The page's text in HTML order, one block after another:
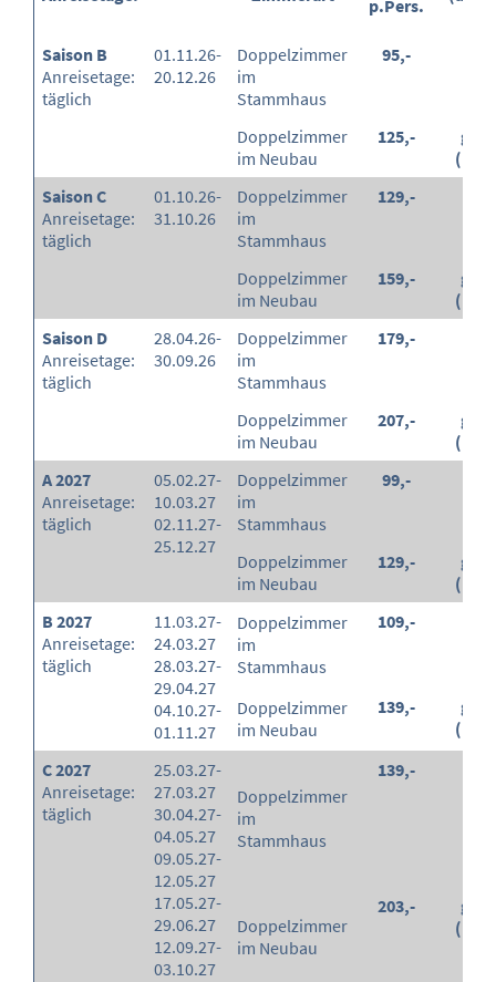
p.Pers.
Saison B
Anreisetage:
täglich
01.11.26-
20.12.26
Doppelzimmer
im
Stammhaus
95,-
Doppelzimmer
im Neubau
125,-
Saison C
Anreisetage:
täglich
01.10.26-
31.10.26
Doppelzimmer
im
Stammhaus
129,-
Doppelzimmer
im Neubau
159,-
Saison D
Anreisetage:
täglich
28.04.26-
30.09.26
Doppelzimmer
im
Stammhaus
179,-
Doppelzimmer
im Neubau
207,-
A 2027
Anreisetage:
täglich
05.02.27-
10.03.27
02.11.27-
25.12.27
Doppelzimmer
im
Stammhaus
99,-
Doppelzimmer
im Neubau
129,-
B 2027
Anreisetage:
täglich
11.03.27-
24.03.27
28.03.27-
29.04.27
04.10.27-
01.11.27
Doppelzimmer
im
Stammhaus
109,-
Doppelzimmer
im Neubau
139,-
C 2027
Anreisetage:
täglich
25.03.27-
27.03.27
30.04.27-
04.05.27
09.05.27-
12.05.27
17.05.27-
29.06.27
12.09.27-
03.10.27
Doppelzimmer
im
Stammhaus
139,-
Doppelzimmer
im Neubau
203,-